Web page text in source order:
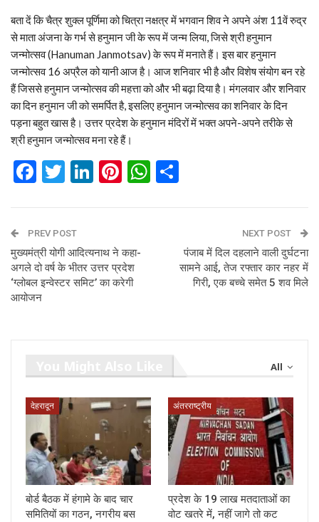
बता दें क‍ि चैत्र शुक्ल पूर्णिमा को चित्रा नक्षत्र में भगवान शिव ने अपने अंश 11वें रुद्र
से माता अंजना के गर्भ से हनुमान जी के रूप में जन्म लिया, जिसे श्री हनुमान
जन्मोत्सव (Hanuman Janmotsav) के रूप में मनाते हैं। इस बार हनुमान
जन्मोत्सव 16 अप्रैल को यानी आज है। आज शनिवार भी है और विशेष संयोग बन रहे
हैं जिससे हनुमान जन्मोत्सव की महत्ता को और भी बढ़ा दिया है। मंगलवार और शनिवार
का दिन हनुमान जी को समर्पित है, इसलिए हनुमान जन्मोत्सव का शनिवार के दिन
पड़ना बहुत खास है। उत्तर प्रदेश के हनुमान मंदिरों में भक्त अपने-अपने तरीके से
श्री हनुमान जन्‍मोत्‍सव मना रहे हैं।
Facebook
Twitter
LinkedIn
Pinterest
WhatsApp
PREV POST
मुख्यमंत्री योगी आदित्यनाथ ने कहा-
अगले दो वर्ष के भीतर उत्तर प्रदेश
‘ग्लोबल इन्वेस्टर समिट’ का करेगी
आयोजन
NEXT POST
पंजाब में दिल दहलाने वाली दुर्घटना
सामने आई, तेज रफ्तार कार नहर में
गिरी, एक बच्चे समेत 5 शव मिले
All
देहरादून
बोर्ड बैठक में हंगामे के बाद चार
समितियों का गठन, नगरीय बस
अंतरराष्ट्रीय
प्रदेश के 19 लाख मतदाताओं का
वोट खतरे में, नहीं जागे तो कट